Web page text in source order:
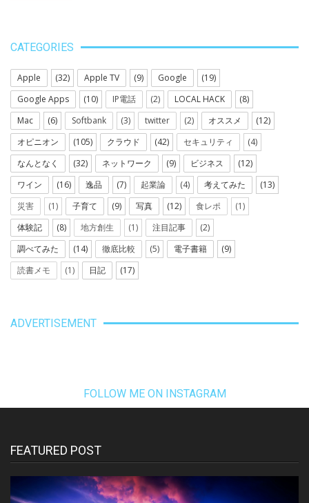
CATEGORIES
Apple (32) Apple TV (9) Google
(19)
Google Apps
(10) IP電話 (2) LOCAL HACK
(8)
Mac
(6) Softbank (3) twitter (2) オススメ
(12)
オピニオン
(105) クラウド (42) セキュリティ
(4)
なんとなく
(32) ネットワーク (9) ビジネス
(12)
ワイン
(16) 逸品 (7) 起業論 (4) 考えてみた
(13)
災害
(1) 子育て (9) 写真 (12) 食レポ
(1)
体験記
(8) 地方創生 (1) 注目記事
(2)
調べてみた
(14) 徹底比較 (5) 電子書籍
(9)
読書メモ
(1) 日記 (17)
ADVERTISEMENT
FOLLOW ME ON INSTAGRAM
FEATURED POST